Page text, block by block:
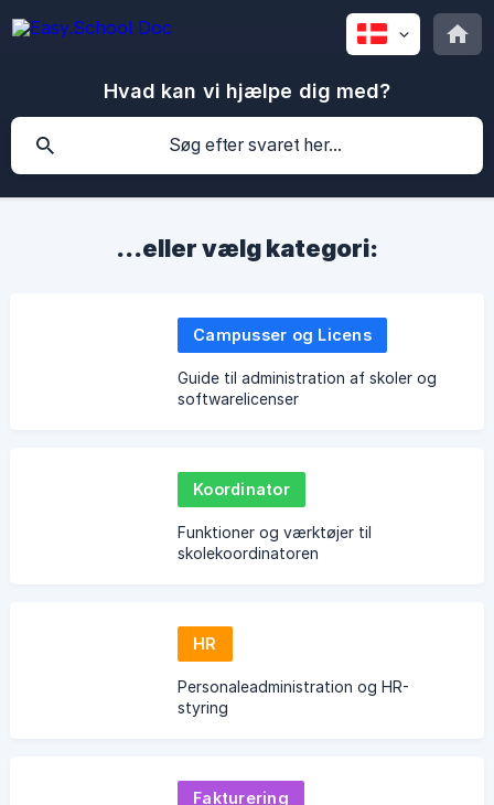
Hvad kan vi hjælpe dig med?
...eller vælg kategori:
Campusser og Licens
Guide til administration af skoler og
softwarelicenser
Koordinator
Funktioner og værktøjer til
skolekoordinatoren
HR
Personaleadministration og HR-
styring
Fakturering